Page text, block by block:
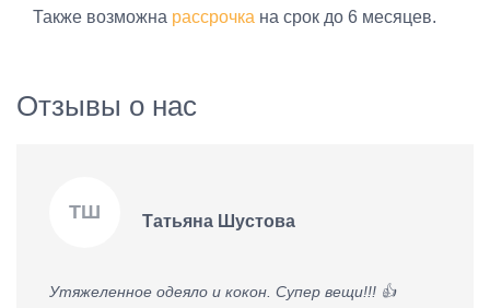
Также возможна рассрочка на срок до 6 месяцев.
Отзывы о нас
ТШ Татьяна Шустова
Утяжеленное одеяло и кокон. Супер вещи!!! 👍